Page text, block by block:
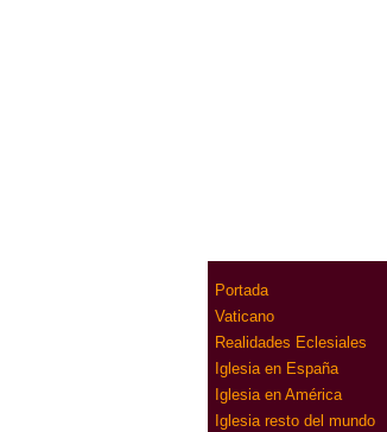
Portada
Vaticano
Realidades Eclesiales
Iglesia en España
Iglesia en América
Iglesia resto del mundo